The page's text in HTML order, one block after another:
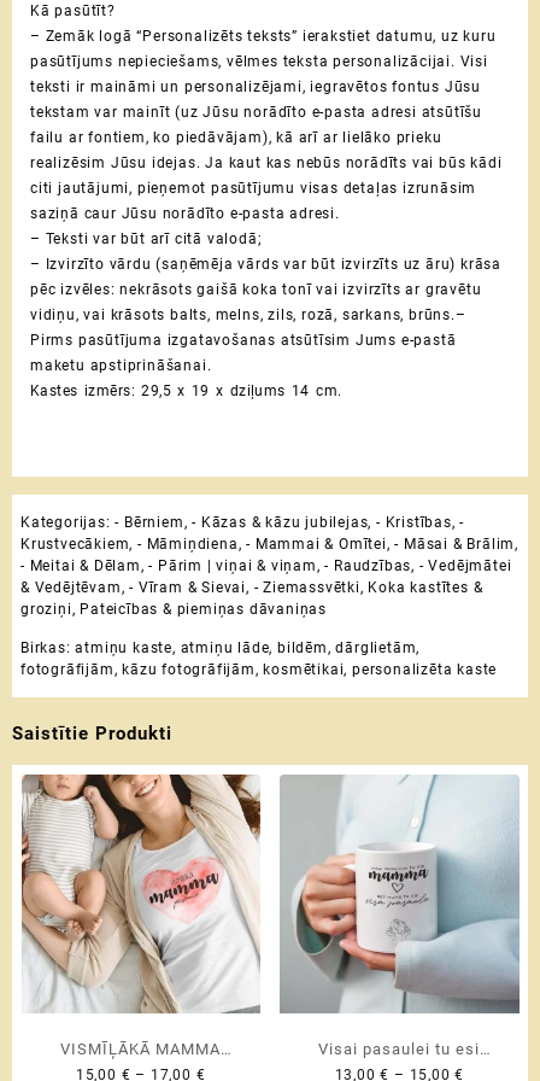
Kā pasūtīt?
– Zemāk logā “Personalizēts teksts” ierakstiet datumu, uz kuru
pasūtījums nepieciešams, vēlmes teksta personalizācijai. Visi
teksti ir maināmi un personalizējami, iegravētos fontus Jūsu
tekstam var mainīt (uz Jūsu norādīto e-pasta adresi atsūtīšu
failu ar fontiem, ko piedāvājam), kā arī ar lielāko prieku
realizēsim Jūsu idejas. Ja kaut kas nebūs norādīts vai būs kādi
citi jautājumi, pieņemot pasūtījumu visas detaļas izrunāsim
saziņā caur Jūsu norādīto e-pasta adresi.
– Teksti var būt arī citā valodā;
– Izvirzīto vārdu (saņēmēja vārds var būt izvirzīts uz āru) krāsa
pēc izvēles: nekrāsots gaišā koka tonī vai izvirzīts ar gravētu
vidiņu, vai krāsots balts, melns, zils, rozā, sarkans, brūns. –
Pirms pasūtījuma izgatavošanas atsūtīsim Jums e-pastā
maketu apstiprināšanai.
Kastes izmērs: 29,5 x 19 x dziļums 14 cm.
Kategorijas:- Bērniem,- Kāzas & kāzu jubilejas,- Kristības,-
Krustvecākiem,- Māmiņdiena,- Mammai & Omītei,- Māsai & Brālim,
- Meitai & Dēlam,- Pārim | viņai & viņam,- Raudzības, - Vedējmātei
& Vedējtēvam,- Vīram & Sievai, - Ziemassvētki, Koka kastītes &
groziņi, Pateicības & piemiņas dāvaniņas
Birkas:atmiņu kaste, atmiņu lāde, bildēm,dārglietām,
fotogrāfijām, kāzu fotogrāfijām, kosmētikai,personalizēta kaste
Saistītie Produkti
VISMĪĻĀKĀ MAMMA
15,00 € – 17,00 €
Visai pasaulei tu esi
13,00€ – 15,00€